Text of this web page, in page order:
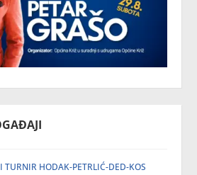
TURNIR HODAK-PETRLIĆ-DED-KOS